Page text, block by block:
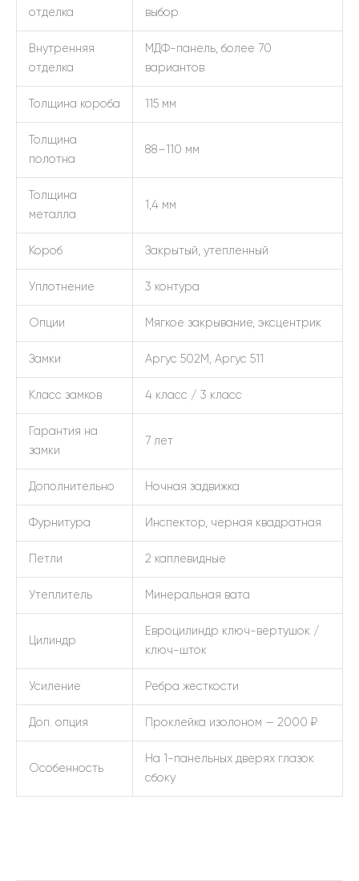
отделка
выбор
Внутренняя
отделка
МДФ-панель, более 70
вариантов
Толщина короба 115 мм
Толщина
полотна
88–110 мм
Толщина
металла
1,4 мм
Короб Закрытый, утепленный
Уплотнение 3 контура
Опции Мягкое закрывание, эксцентрик
Замки Аргус 502М, Аргус 511
Класс замков 4 класс / 3 класс
Гарантия на
замки
7 лет
Дополнительно Ночная задвижка
Фурнитура Инспектор, черная квадратная
Петли 2 каплевидные
Утеплитель Минеральная вата
Цилиндр
Евроцилиндр ключ-вертушок /
ключ-шток
Усиление Ребра жесткости
Доп. опция Проклейка изолоном — 2000 ₽
Особенность
На 1-панельных дверях глазок
сбоку